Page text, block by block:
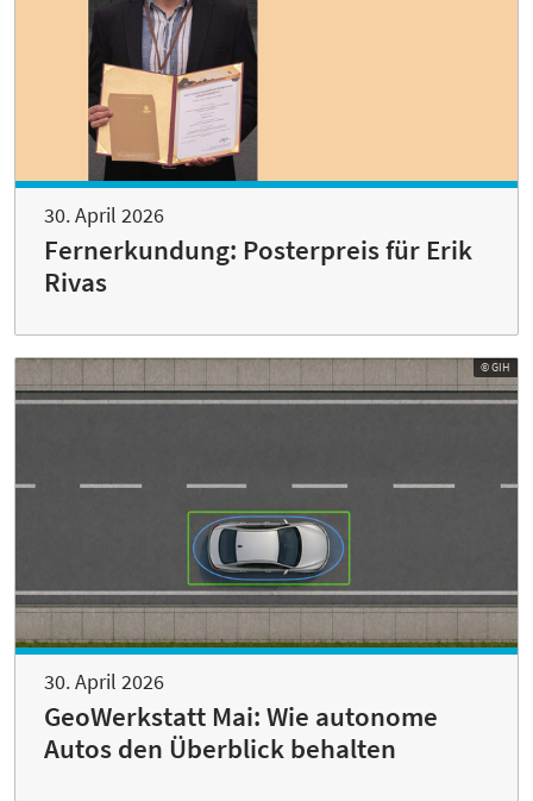
30. April 2026
Fernerkundung: Posterpreis für Erik
Rivas
© GIH
30. April 2026
GeoWerkstatt Mai: Wie autonome
Autos den Überblick behalten